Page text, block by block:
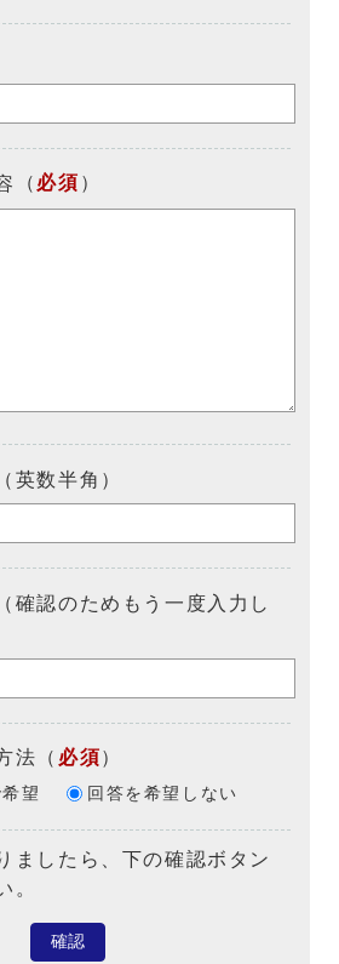
（ 必須 ）
英数半角）
確認のためもう一度入力し
法 （ 必須）
望 回答を希望しない
ましたら、下の確認ボタン
。
確認